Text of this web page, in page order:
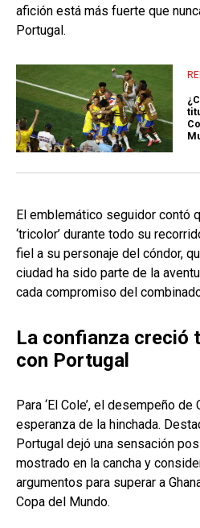
afición está más fuerte que
Portugal.
El emblemático seguidor contó
‘tricolor’ durante todo su
fiel a su personaje del cóndor,
ciudad ha sido parte de la
cada compromiso del
La confianza creció
con Portugal
Para ‘El Cole’, el desempeño
esperanza de la hinchada.
Portugal dejó una sensación
mostrado en la cancha y
argumentos para superar a
Copa del Mundo.